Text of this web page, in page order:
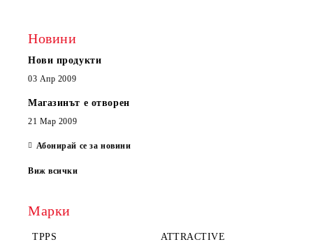
Новини
Нови продукти
03 Апр 2009
Магазинът е отворен
21 Мар 2009
Абонирай се за новини
Виж всички
Марки
TPPS ATTRACTIVE